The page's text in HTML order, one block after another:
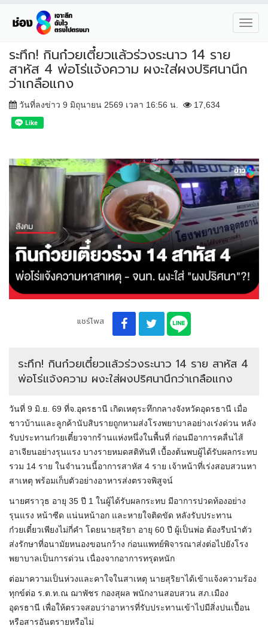
ระทึก! กินก๋วยเตี๋ยวแล้วร่วงระนาว 14 ราย
สาหัส 4 พ่อโร่แจ้งความ ผงะใส่ผงปริศนานึก
ว่าเกลือแกง
วันที่ลงข่าว 9 มิถุนายน 2569 เวลา 16:56 น. 17,634
แชร์โพส
ระทึก! กินก๋วยเตี๋ยวแล้วร่วงระนาว 14 ราย สาหัส 4
พ่อโร่แจ้งความ ผงะใส่ผงปริศนานึกว่าเกลือแกง
วันที่ 9 มิ.ย. 69 ที่จ.อุดรธานี เกิดเหตุระทึกกลางจังหวัดอุดรธานี เมื่อ
ชาวบ้านและลูกค้านับสิบรายถูกหามส่งโรงพยาบาลอย่างเร่งด่วน หลัง
รับประทานก๋วยเตี๋ยวจากร้านแห่งหนึ่งในพื้นที่ ก่อนมีอาการคลื่นไส้
อาเจียนอย่างรุนแรง บางรายหมดสติทันที เบื้องต้นพบผู้ได้รับผลกระทบ
รวม 14 ราย ในจำนวนนี้อาการสาหัส 4 ราย เจ้าหน้าที่เร่งสอบสวนหา
สาเหตุ พร้อมเก็บตัวอย่างอาหารส่งตรวจพิสูจน์
นายศราวุธ อายุ 35 ปี 1 ในผู้ได้รับผลกระทบ มีอาการปวดท้องอย่าง
รุนแรง หน้าซีด แน่นหน้าอก และหายใจติดขัด หลังรับประทาน
ก๋วยเตี๋ยวเพียงไม่กี่คำ โดยนายสุริยา อายุ 60 ปี ผู้เป็นพ่อ ต้องรีบนำตัว
ส่งรักษาที่อนามัยหนองขอนกว้าง ก่อนแพทย์พิจารณาส่งต่อไปยังโรง
พยาบาลเป็นการด่วน เนื่องจากอาการทรุดหนัก
ต่อมาความเป็นห่วงและคาใจในสาเหตุ นายสุริยาได้เข้าแจ้งความร้อง
ทุกข์ต่อ ร.ต.ท.ณ ฌาพัชร กองสุผล พนักงานสอบสวน สภ.เมือง
อุดรธานี เพื่อให้ตรวจสอบว่าอาหารที่รับประทานเข้าไปมีสิ่งปนเปื้อน
หรือสารอันตรายหรือไม่